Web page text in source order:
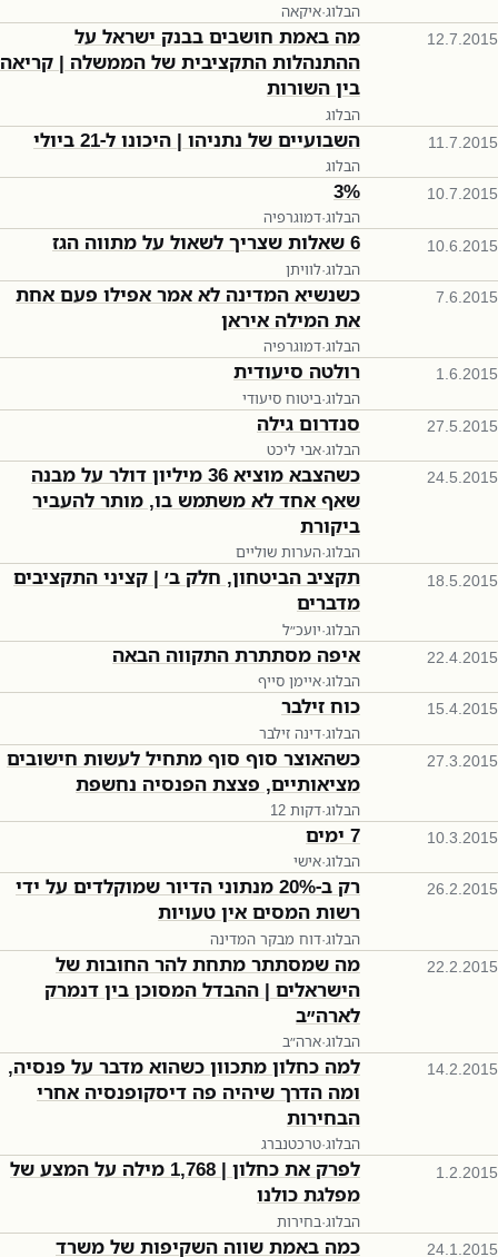
הבלוג·איקאה
12.7.2015
מה באמת חושבים בבנק ישראל על
ההתנהלות התקציבית של הממשלה | קריאה
בין השורות
הבלוג
11.7.2015 השבועיים של נתניהו | היכונו ל-21 ביולי
הבלוג
10.7.2015
3%
הבלוג·דמוגרפיה
10.6.2015 6 שאלות שצריך לשאול על מתווה הגז
הבלוג·לוויתן
7.6.2015
כשנשיא המדינה לא אמר אפילו פעם אחת
את המילה איראן
הבלוג·דמוגרפיה
1.6.2015 רולטה סיעודית
הבלוג·ביטוח סיעודי
27.5.2015 סנדרום גילה
הבלוג·אבי ליכט
24.5.2015
כשהצבא מוציא 36 מיליון דולר על מבנה
שאף אחד לא משתמש בו, מותר להעביר
ביקורת
הבלוג·הערות שוליים
18.5.2015
תקציב הביטחון, חלק ב׳ | קציני התקציבים
מדברים
הבלוג·יועכ״ל
22.4.2015 איפה מסתתרת התקווה הבאה
הבלוג·איימן סייף
15.4.2015 כוח זילבר
הבלוג·דינה זילבר
27.3.2015
כשהאוצר סוף סוף מתחיל לעשות חישובים
מציאותיים, פצצת הפנסיה נחשפת
הבלוג·12 דקות
10.3.2015 7 ימים
הבלוג·אישי
26.2.2015
רק ב-20% מנתוני הדיור שמוקלדים על ידי
רשות המסים אין טעויות
הבלוג·דוח מבקר המדינה
22.2.2015
מה שמסתתר מתחת להר החובות של
הישראלים | ההבדל המסוכן בין דנמרק
לארה״ב
הבלוג·ארה״ב
14.2.2015
למה כחלון מתכוון כשהוא מדבר על פנסיה,
ומה הדרך שיהיה פה דיסקופנסיה אחרי
הבחירות
הבלוג·טרכטנברג
1.2.2015
לפרק את כחלון | 1,768 מילה על המצע של
מפלגת כולנו
הבלוג·בחירות
24.1.2015
כמה באמת שווה השקיפות של משרד